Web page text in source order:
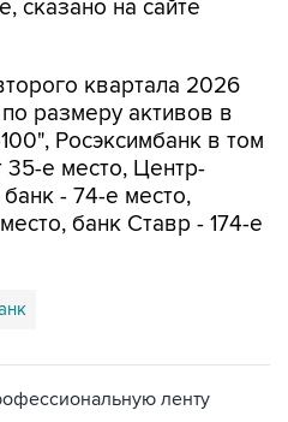
квартала 2026
Росэксимбанк в том
35-е место, Центр-
- 74-е место,
банк Ставр - 174-е
главных новостей сайта